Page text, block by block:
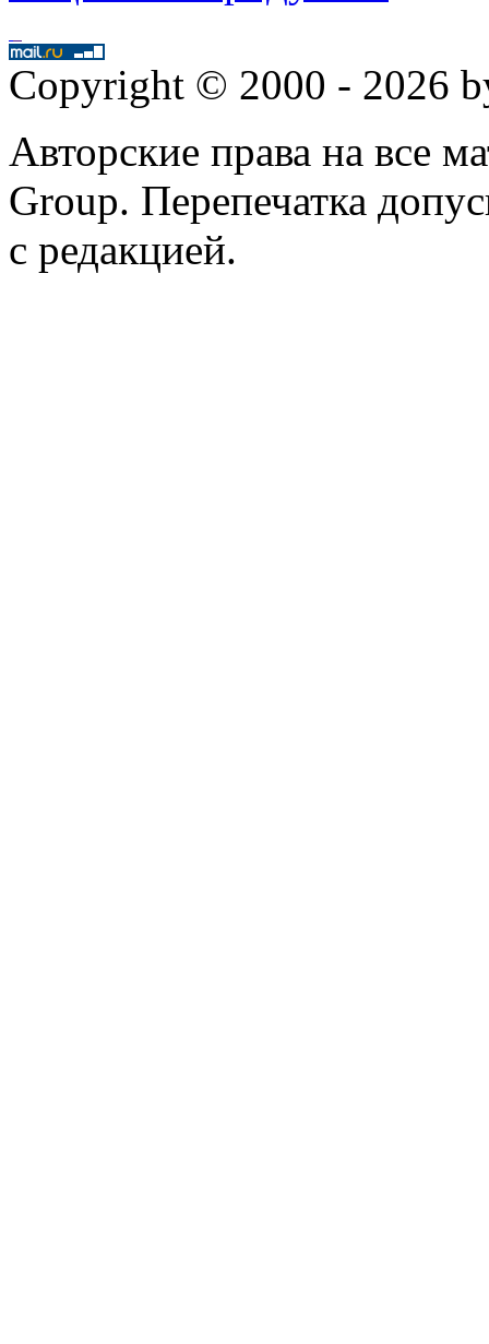
Copyright © 2000 - 2026
Авторские права на все
Group. Перепечатка
с редакцией.